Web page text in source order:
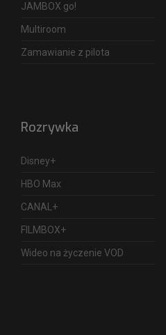
JAMBOX go!
Multiroom
Zamawianie z pilota
Rozrywka
Disney+
HBO Max
CANAL+
FILMBOX+
Wideo na życzenie VOD